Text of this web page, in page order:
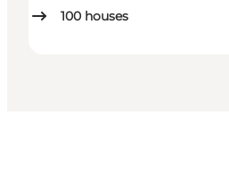
100 houses